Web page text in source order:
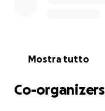
Mostra tutto
Co-organizers